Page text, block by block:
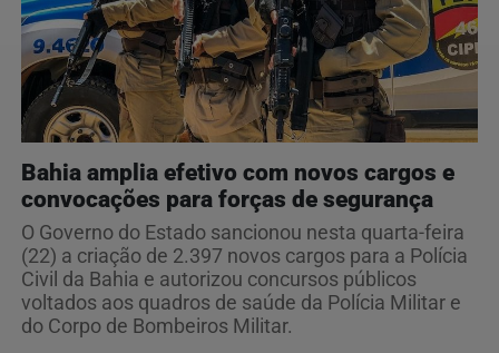
Bahia amplia efetivo com novos cargos e
convocações para forças de segurança
O Governo do Estado sancionou nesta quarta-feira
(22) a criação de 2.397 novos cargos para a Polícia
Civil da Bahia e autorizou concursos públicos
voltados aos quadros de saúde da Polícia Militar e
do Corpo de Bombeiros Militar.